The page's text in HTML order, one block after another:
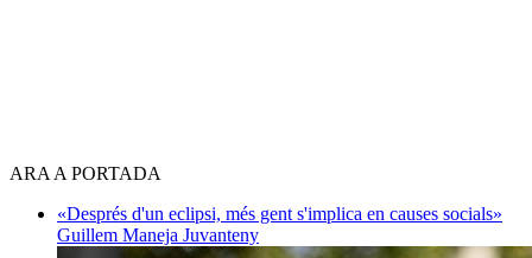
ARA A PORTADA
«Després d'un eclipsi, més gent s'implica en causes socials»
Guillem Maneja Juvanteny